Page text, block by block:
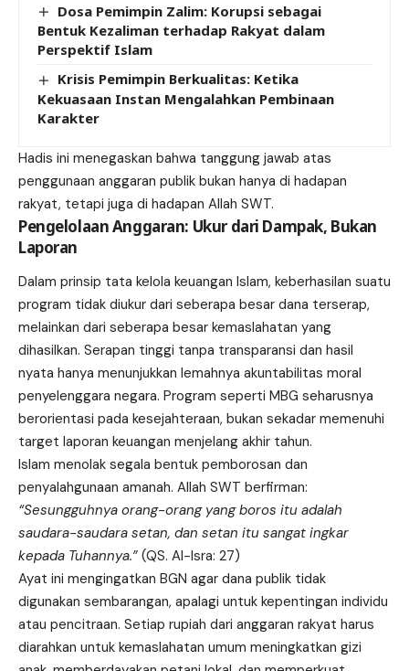
Dosa Pemimpin Zalim: Korupsi sebagai
Bentuk Kezaliman terhadap Rakyat dalam
Perspektif Islam
Krisis Pemimpin Berkualitas: Ketika
Kekuasaan Instan Mengalahkan Pembinaan
Karakter
Hadis ini menegaskan bahwa tanggung jawab atas
penggunaan anggaran publik bukan hanya di hadapan
rakyat, tetapi juga di hadapan Allah SWT.
Pengelolaan Anggaran: Ukur dari Dampak, Bukan
Laporan
Dalam prinsip tata kelola keuangan Islam, keberhasilan suatu
program tidak diukur dari seberapa besar dana terserap,
melainkan dari seberapa besar kemaslahatan yang
dihasilkan. Serapan tinggi tanpa transparansi dan hasil
nyata hanya menunjukkan lemahnya akuntabilitas moral
penyelenggara negara. Program seperti MBG seharusnya
berorientasi pada kesejahteraan, bukan sekadar memenuhi
target laporan keuangan menjelang akhir tahun.
Islam menolak segala bentuk pemborosan dan
penyalahgunaan amanah. Allah SWT berfirman:
“Sesungguhnya orang-orang yang boros itu adalah
saudara-saudara setan, dan setan itu sangat ingkar
kepada Tuhannya.” (QS. Al-Isra: 27)
Ayat ini mengingatkan BGN agar dana publik tidak
digunakan sembarangan, apalagi untuk kepentingan individu
atau pencitraan. Setiap rupiah dari anggaran rakyat harus
diarahkan untuk kemaslahatan umum meningkatkan gizi